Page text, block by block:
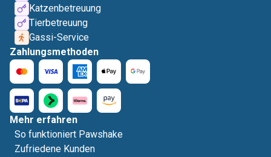
Katzenbetreuung
Tierbetreuung
Gassi-Service
Zahlungsmethoden
Mehr erfahren
So funktioniert Pawshake
Zufriedene Kunden